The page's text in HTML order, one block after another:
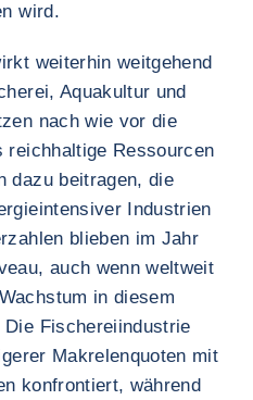
wird.
weiterhin weitgehend
Aquakultur und
nach wie vor die
reichhaltige Ressourcen
dazu beitragen, die
Industrien
blieben im Jahr
auch wenn weltweit
in diesem
Fischereiindustrie
Makrelenquoten mit
konfrontiert, während